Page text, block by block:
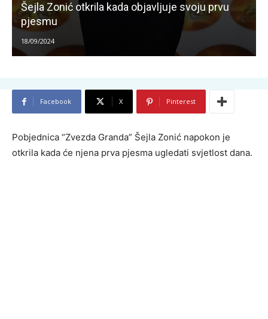
Šejla Zonić otkrila kada objavljuje svoju prvu
pjesmu
18/09/2024
Facebook X Pinterest
Pobjednica “Zvezda Granda” Šejla Zonić napokon je
otkrila kada će njena prva pjesma ugledati svjetlost dana.